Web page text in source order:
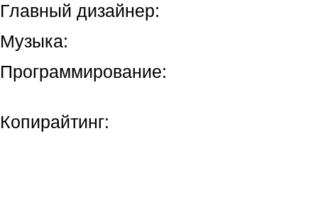
Главный дизайнер:
Музыка:
Программирование:
Копирайтинг: